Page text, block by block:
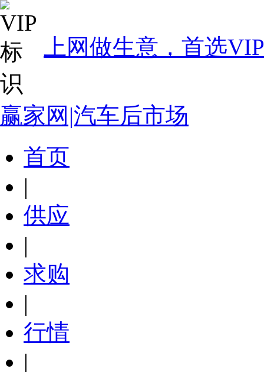
上网做生意，首选
赢家网|汽车后市场
首页
|
供应
|
求购
|
行情
|